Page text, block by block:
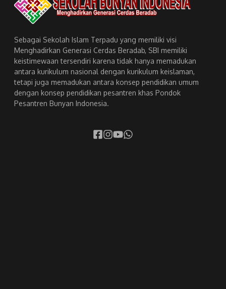
Sebagai Sekolah Islam Terpadu yang memiliki visi
Menghadirkan Generasi Cerdas Beradab, SBI memiliki
keistimewaan tersendiri karena tidak hanya memadukan
antara kurikulum nasional dengan kurikulum keislaman,
tetapi juga memadukan antara konsep pendidikan umum
dengan konsep pendidikan pesantren khas Pondok
Pesantren Bunyan Indonesia.